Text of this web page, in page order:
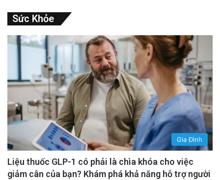
Sức Khỏe
Gia Đình
Liệu thuốc GLP-1 có phải là chìa khóa cho việc
giảm cân của bạn? Khám phá khả năng hỗ trợ người